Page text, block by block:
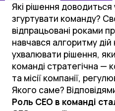
Які рішення доводиться
згуртувати команду?
відпрацьовані роками
навчався алгоритму
ухвалювати рішення,
команді стратегічна —
та місії компанії,
Якого саме?
Роль СЕО в команді